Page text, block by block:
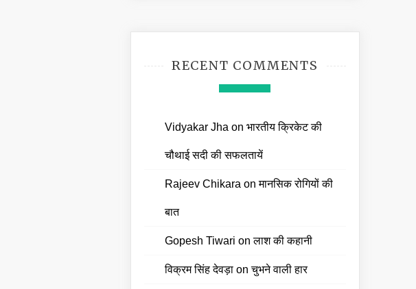
RECENT COMMENTS
Vidyakar Jha on भारतीय क्रिकेट की
चौथाई सदी की सफलतायें
Rajeev Chikara onमानसिक रोगियों की
बात
Gopesh Tiwari onलाश की कहानी
विक्रम सिंह देवड़ाonचुभने वाली हार